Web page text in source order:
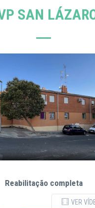
SAN
Reabilitação completa
VER